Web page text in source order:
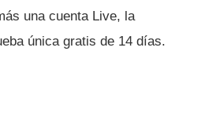
una cuenta Live, la
única gratis de 14 dí­as.